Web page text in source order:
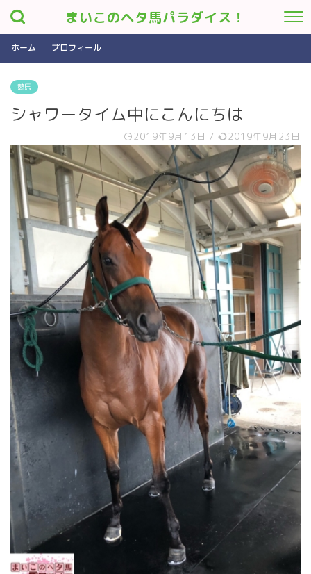
まいこのヘタ馬パラダイス！
ホーム プロフィール
競馬
シャワータイム中にこんにちは
2019年9月13日 / 2019年9月23日